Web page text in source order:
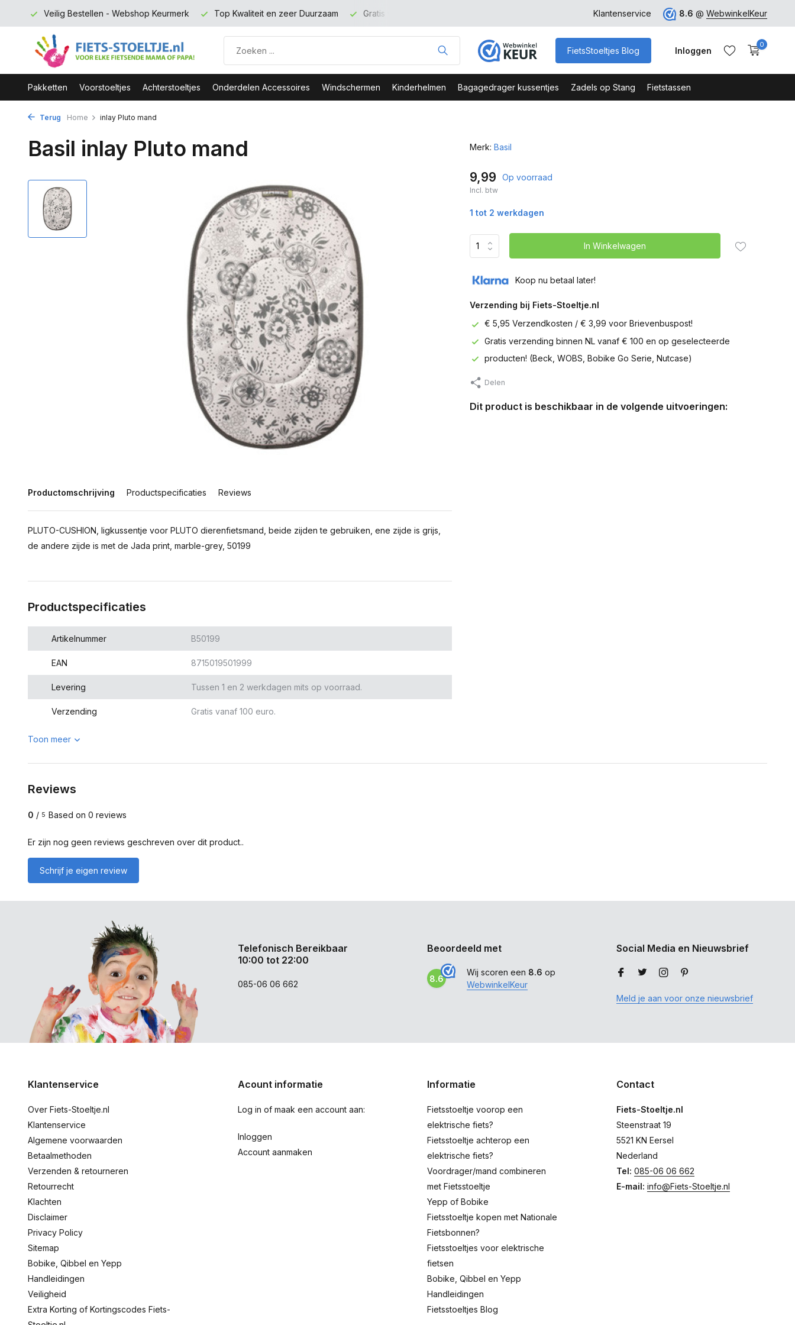
Veilig Bestellen - Webshop Keurmerk Top Kwaliteit en zeer Duurzaam Gratis verzending binnen NL vanaf 100 euro Veilig Bestellen - Webshop Keurmerk
Klantenservice 8.6 @ WebwinkelKeur
FietsStoeltjes Blog Inloggen
0
Pakketten Voorstoeltjes Achterstoeltjes Onderdelen Accessoires Windschermen Kinderhelmen Bagagedrager kussentjes Zadels op Stang Fietstassen
Terug Home inlay Pluto mand
Basil inlay Pluto mand
Productomschrijving Productspecificaties Reviews
PLUTO-CUSHION, ligkussentje voor PLUTO dierenfietsmand, beide zijden te gebruiken, ene zijde is grijs,
de andere zijde is met de Jada print, marble-grey, 50199
Productspecificaties
Artikelnummer B50199
EAN 8715019501999
Levering Tussen 1 en 2 werkdagen mits op voorraad.
Verzending Gratis vanaf 100 euro.
Toon meer
Merk: Basil
9,99 Op voorraad
Incl. btw
1 tot 2 werkdagen
In Winkelwagen
Koop nu betaal later!
Verzending bij Fiets-Stoeltje.nl
€ 5,95 Verzendkosten / € 3,99 voor Brievenbuspost!
Gratis verzending binnen NL vanaf € 100 en op geselecteerde
producten! (Beck, WOBS, Bobike Go Serie, Nutcase)
Delen
Dit product is beschikbaar in de volgende uitvoeringen:
Reviews
0 / 5 Based on 0 reviews
Er zijn nog geen reviews geschreven over dit product..
Schrijf je eigen review
Telefonisch Bereikbaar
10:00 tot 22:00
085-06 06 662
Beoordeeld met
8.6
Wij scoren een 8.6 op
WebwinkelKeur
Social Media en Nieuwsbrief
Meld je aan voor onze nieuwsbrief
Klantenservice
Over Fiets-Stoeltje.nl
Klantenservice
Algemene voorwaarden
Betaalmethoden
Verzenden & retourneren
Retourrecht
Klachten
Disclaimer
Privacy Policy
Sitemap
Bobike, Qibbel en Yepp
Handleidingen
Veiligheid
Extra Korting of Kortingscodes Fiets-
Acount informatie
Log in of maak een account aan:
Inloggen
Account aanmaken
Informatie
Fietsstoeltje voorop een
elektrische fiets?
Fietsstoeltje achterop een
elektrische fiets?
Voordrager/mand combineren
met Fietsstoeltje
Yepp of Bobike
Fietsstoeltje kopen met Nationale
Fietsbonnen?
Fietsstoeltjes voor elektrische
fietsen
Bobike, Qibbel en Yepp
Handleidingen
Fietsstoeltjes Blog
Contact
Fiets-Stoeltje.nl
Steenstraat 19
5521 KN Eersel
Nederland
Tel: 085-06 06 662
E-mail: info@Fiets-Stoeltje.nl